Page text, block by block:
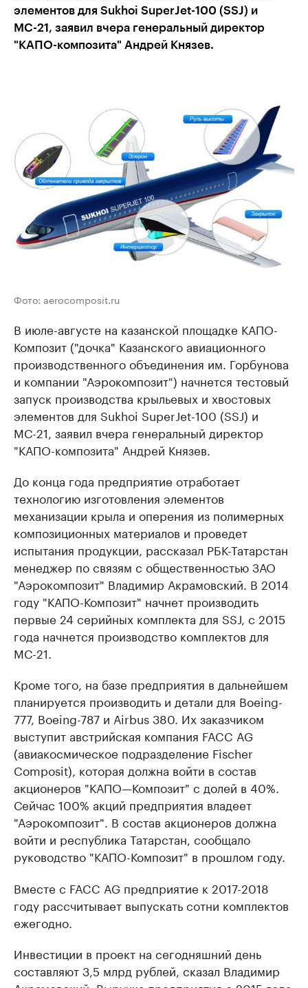
элементов для Sukhoi SuperJet-100 (SSJ) и
МС-21, заявил вчера генеральный директор
"КАПО-композита" Андрей Князев.
Фото: aerocomposit.ru
В июле-августе на казанской площадке КАПО-
Композит ("дочка" Казанского авиационного
производственного объединения им. Горбунова
и компании "Аэрокомпозит") начнется тестовый
запуск производства крыльевых и хвостовых
элементов для Sukhoi SuperJet-100 (SSJ) и
МС-21, заявил вчера генеральный директор
"КАПО-композита" Андрей Князев.
До конца года предприятие отработает
технологию изготовления элементов
механизации крыла и оперения из полимерных
композиционных материалов и проведет
испытания продукции, рассказал РБК-Татарстан
менеджер по связям с общественностью ЗАО
"Аэрокомпозит" Владимир Акрамовский. В 2014
году "КАПО-Композит" начнет производить
первые 24 серийных комплекта для SSJ, с 2015
года начнется производство комплектов для
МС-21.
Кроме того, на базе предприятия в дальнейшем
планируется производить и детали для Boeing-
777, Boeing-787 и Аirbus 380. Их заказчиком
выступит австрийская компания FACC AG
(авиакосмическое подразделение Fischer
Composit), которая должна войти в состав
акционеров "КАПО—Композит" с долей в 40%.
Сейчас 100% акций предприятия владеет
"Аэрокомпозит". В состав акционеров должна
войти и республика Татарстан, сообщало
руководство "КАПО-Композит" в прошлом году.
Вместе с FACC AG предприятие к 2017-2018
году рассчитывает выпускать сотни комплектов
ежегодно.
Инвестиции в проект на сегодняшний день
составляют 3,5 млрд рублей, сказал Владимир